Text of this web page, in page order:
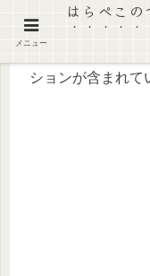
【景品表示法に
ションが含まれて
メニュー
はらぺこ